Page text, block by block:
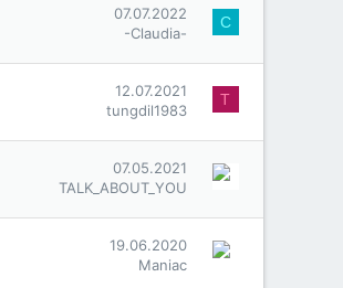
07.07.2022
-Claudia-
C
12.07.2021
tungdil1983
T
07.05.2021
TALK_ABOUT_YOU
19.06.2020
Maniac